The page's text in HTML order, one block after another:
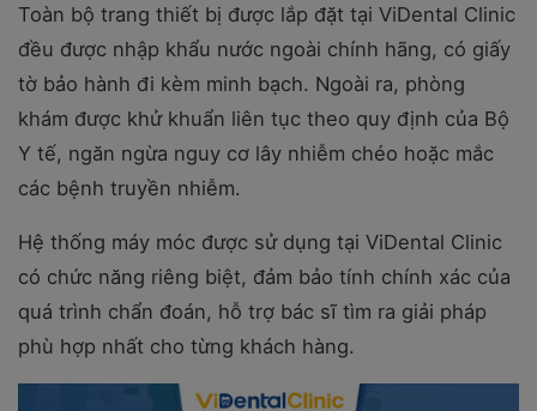
Toàn bộ trang thiết bị được lắp đặt tại ViDental Clinic
đều được nhập khẩu nước ngoài chính hãng, có giấy
tờ bảo hành đi kèm minh bạch. Ngoài ra, phòng
khám được khử khuẩn liên tục theo quy định của Bộ
Y tế, ngăn ngừa nguy cơ lây nhiễm chéo hoặc mắc
các bệnh truyền nhiễm.
Hệ thống máy móc được sử dụng tại ViDental Clinic
có chức năng riêng biệt, đảm bảo tính chính xác của
quá trình chẩn đoán, hỗ trợ bác sĩ tìm ra giải pháp
phù hợp nhất cho từng khách hàng.